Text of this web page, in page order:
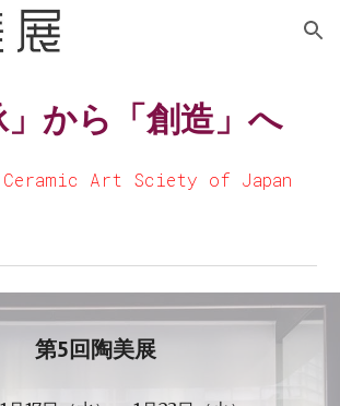
Skip to navigation
」から「創造」へ
Art Sciety of Japan
第5回陶美展